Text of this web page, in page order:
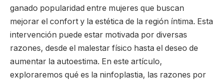
ganado popularidad entre mujeres que buscan
mejorar el confort y la estética de la región íntima. Esta
intervención puede estar motivada por diversas
razones, desde el malestar físico hasta el deseo de
aumentar la autoestima. En este artículo,
exploraremos qué es la ninfoplastia, las razones por